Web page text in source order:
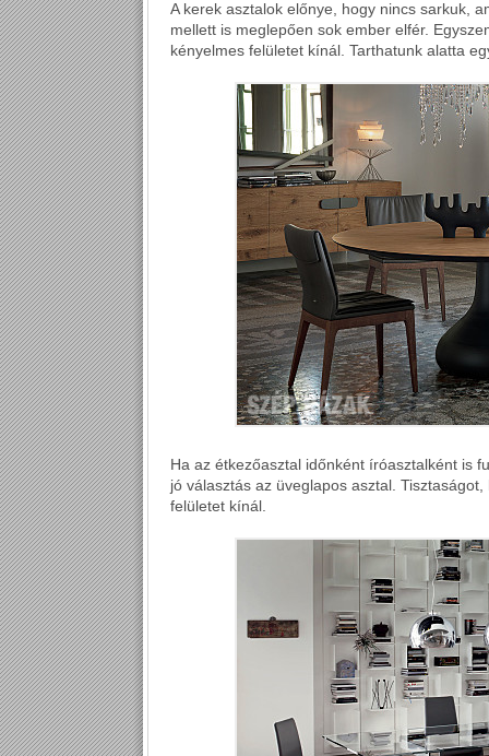
A kerek asztalok előnye, hogy nincs sarkuk,
mellett is meglepően sok ember elfér.
kényelmes felületet kínál. Tarthatunk alatta
Ha az étkezőasztal időnként íróasztalként is
jó választás az üveglapos asztal.
felületet kínál.